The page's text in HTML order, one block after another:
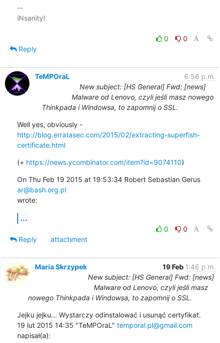
--
iNsanity!
0
0
Reply
TeMPOraL
6:56 p.m.
New subject: [HS General] Fwd: [news]
Malware od Lenovo, czyli jeśli masz nowego
Thinkpada i Windowsa, to zapomnij o SSL.
Well yes, obviously -
http://blog.erratasec.com/2015/02/extracting-superfish-
certificate.html
(+ https://news.ycombinator.com/item?id=9074110)
On Thu Feb 19 2015 at 19:53:34 Robert Sebastian Gerus
ar@bash.org.pl
wrote:
...
0
0
Reply
attachment
Maria Skrzypek 19 Feb 1:46 p.m.
New subject: [HS General] Fwd: [news]
Malware od Lenovo, czyli jeśli masz
nowego Thinkpada i Windowsa, to zapomnij o SSL.
Jejku jejku... Wystarczy odinstalować i usunąć certyfikat.
19 lut 2015 14:35 "TeMPOraL" temporal.pl@gmail.com
napisał(a):